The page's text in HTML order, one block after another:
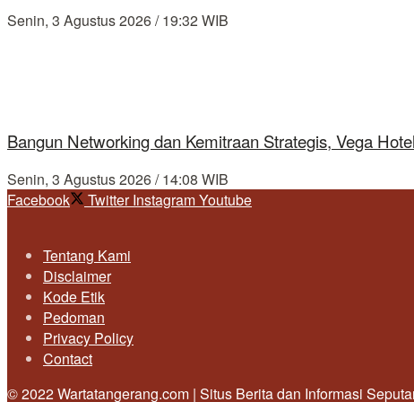
Senin, 3 Agustus 2026 / 19:32 WIB
Bangun Networking dan Kemitraan Strategis, Vega
Senin, 3 Agustus 2026 / 14:08 WIB
Facebook
Twitter InstagramYoutube
Tentang Kami
Disclaimer
Kode Etik
Pedoman
Privacy Policy
Contact
© 2022 Wartatangerang.com | Situs Berita dan Informasi